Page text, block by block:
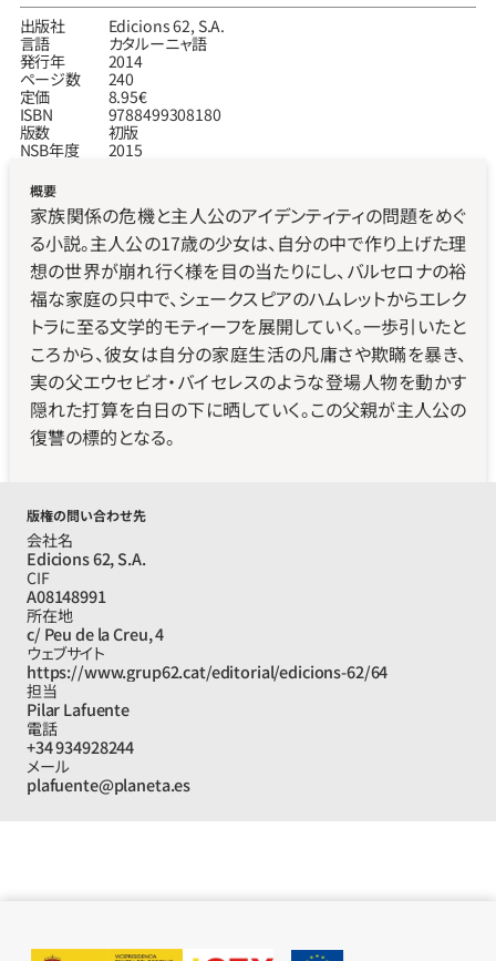
出版社
Edicions 62, S.A.
言語
カタルーニャ語
発行年
2014
ページ数
240
定価
8.95€
ISBN
9788499308180
版数
初版
NSB年度
2015
概要
家族関係の危機と主人公のアイデンティティの問題をめぐ
る小説。主人公の17歳の少女は、自分の中で作り上げた理
想の世界が崩れ行く様を目の当たりにし、バルセロナの裕
福な家庭の只中で、シェークスピアのハムレットからエレク
トラに至る文学的モティーフを展開していく。一歩引いたと
ころから、彼女は自分の家庭生活の凡庸さや欺瞞を暴き、
実の父エウセビオ・バイセレスのような登場人物を動かす
隠れた打算を白日の下に晒していく。この父親が主人公の
復讐の標的となる。
版権の問い合わせ先
会社名
Edicions 62, S.A.
CIF
A08148991
所在地
c/ Peu de la Creu, 4
ウェブサイト
https://www.grup62.cat/editorial/edicions-62/64
担当
Pilar Lafuente
電話
+34 934928244
メール
plafuente@planeta.es